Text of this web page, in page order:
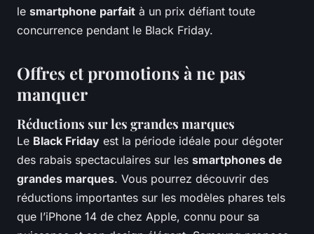
le smartphone parfait à un prix défiant toute
concurrence pendant le Black Friday.
Offres et promotions à ne pas
manquer
Réductions sur les grandes marques
Le Black Friday est la période idéale pour dégoter
des rabais spectaculaires sur les smartphones de
grandes marques. Vous pourrez découvrir des
réductions importantes sur les modèles phares tels
que l’iPhone 14 de chez Apple, connu pour sa